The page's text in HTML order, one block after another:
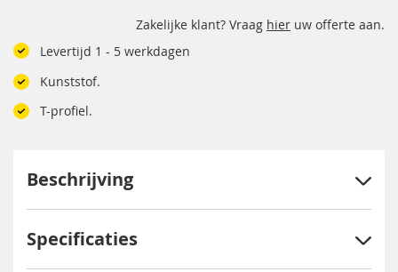
Zakelijke klant? Vraag hier uw offerte aan.
Levertijd 1 - 5 werkdagen
Kunststof.
T-profiel.
Beschrijving
Specificaties